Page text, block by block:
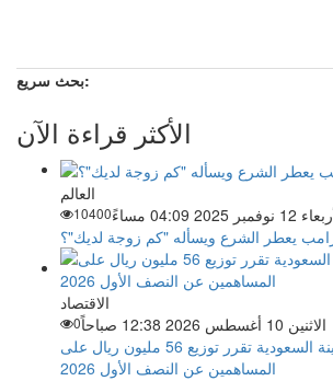
بحث سريع:
الأكثر قراءة الآن
العالم
2025 04:09 مساءً
10400
يعطر الشرع ويسأله "كم زوجة لديك"؟
الاقتصاد
الاثنين 10 أغسطس 2026 12:38 صباحاً
0
أسمنت المدينة السعودية تقرر توزيع 56 مليون ريال على
المساهمين عن النصف الأول 2026